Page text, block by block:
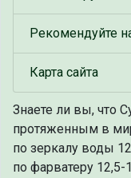
Рекомендуйте
Карта сайта
Знаете ли вы, что
протяженным в
по зеркалу воды
по фарватеру